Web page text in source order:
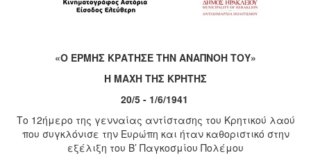
«Ο ΕΡΜΗΣ ΚΡΑΤΗΣΕ ΤΗΝ ΑΝΑΠΝΟΗ ΤΟΥ»
Η ΜΑΧΗ ΤΗΣ ΚΡΗΤΗΣ
20/5 - 1/6/1941
Το 12ήμερο της γενναίας αντίστασης του Κρητικού λαού
που συγκλόνισε την Ευρώπη και ήταν καθοριστικό στην
εξέλιξη του Β’ Παγκοσμίου Πολέμου